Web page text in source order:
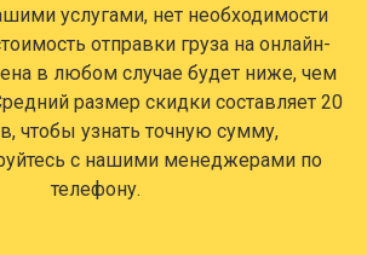
услугами, нет необходимости
отправки груза на онлайн-
в любом случае будет ниже, чем
размер скидки составляет 20
чтобы узнать точную сумму,
с нашими менеджерами по
телефону.